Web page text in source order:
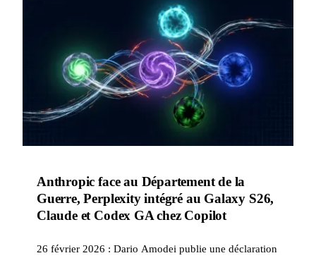
Anthropic face au Département de la
Guerre, Perplexity intégré au Galaxy S26,
Claude et Codex GA chez Copilot
26 février 2026 : Dario Amodei publie une déclaration